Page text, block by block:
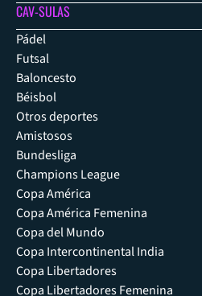
CAV-SULAS
Pádel
Futsal
Baloncesto
Béisbol
Otros deportes
Amistosos
Bundesliga
Champions League
Copa América
Copa América Femenina
Copa del Mundo
Copa Intercontinental India
Copa Libertadores
Copa Libertadores Femenina